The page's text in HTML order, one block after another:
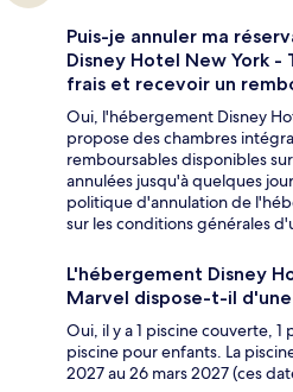
Puis-je annuler ma
Disney Hotel New York -
frais et recevoir un
Oui, l'hébergement Disney
propose des chambres
remboursables disponibles
annulées jusqu'à quelques
politique d'annulation de
sur les conditions générales
L'hébergement Disney
Marvel dispose-t-il d'une
Oui, il y a 1 piscine couverte, 1
piscine pour enfants. La
2027 au 26 mars 2027 (ces